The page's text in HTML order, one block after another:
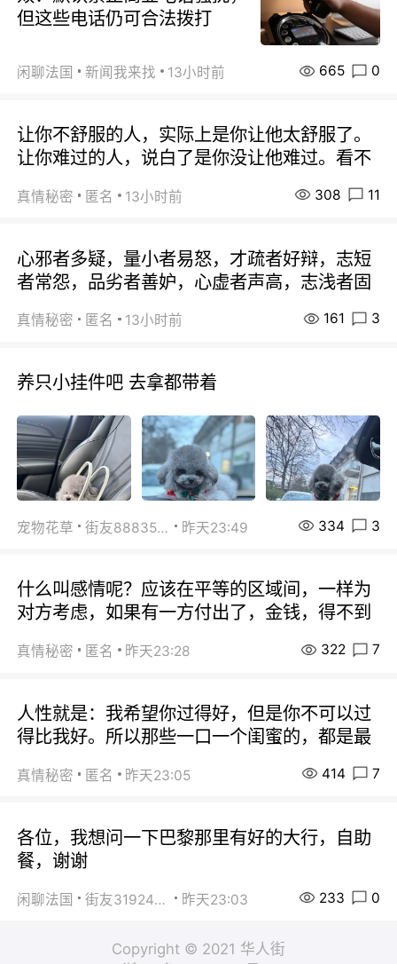
但这些电话仍可合法拨打
闲聊法国 新闻我来找 13小时前 665 0
让你不舒服的人，实际上是你让他太舒服了。
让你难过的人，说白了是你没让他难过。看不
真情秘密 匿名 13小时前 308 11
心邪者多疑，量小者易怒，才疏者好辩，志短
者常怨，品劣者善妒，心虚者声高，志浅者固
真情秘密 匿名 13小时前 161 3
养只小挂件吧 去拿都带着
宠物花草 街友88835518 昨天23:49 334 3
什么叫感情呢？应该在平等的区域间，一样为
对方考虑，如果有一方付出了，金钱，得不到
真情秘密 匿名 昨天23:28 322 7
人性就是：我希望你过得好，但是你不可以过
得比我好。所以那些一口一个闺蜜的，都是最
真情秘密 匿名 昨天23:05 414 7
各位，我想问一下巴黎那里有好的大行，自助
餐，谢谢
闲聊法国 街友31924072 昨天23:03 233 0
Copyright © 2021 华人街